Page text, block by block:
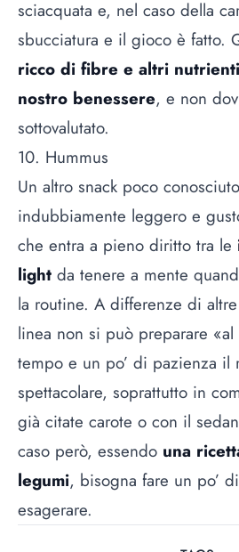
sciacquata e, nel caso della
sbucciatura e il gioco è fatto.
ricco di fibre e altri
nostro benessere, e non
sottovalutato.
10. Hummus
Un altro snack poco
indubbiamente leggero e
che entra a pieno diritto tra le
light da tenere a mente
la routine. A differenze di
linea non si può preparare
tempo e un po’ di pazienza il
spettacolare, soprattutto in
già citate carote o con il
caso però, essendo una
legumi, bisogna fare un po’
esagerare.